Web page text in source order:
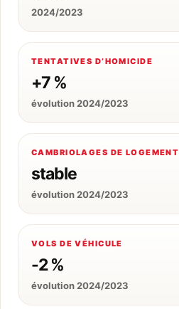
2024/2023
TENTATIVES D’HOMICIDE
+7 %
évolution 2024/2023
CAMBRIOLAGES DE LOGEMENT
stable
évolution 2024/2023
VOLS DE VÉHICULE
-2 %
évolution 2024/2023